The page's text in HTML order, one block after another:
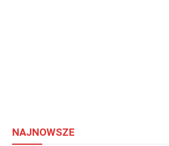
NAJNOWSZE